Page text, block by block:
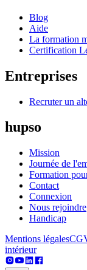
Blog
Aide
La formation
Certification
Entreprises
Recruter un
hupso
Mission
Journée de
Formation
Contact
Connexion
Nous rejoindre
Handicap
Mentions légales
intérieur